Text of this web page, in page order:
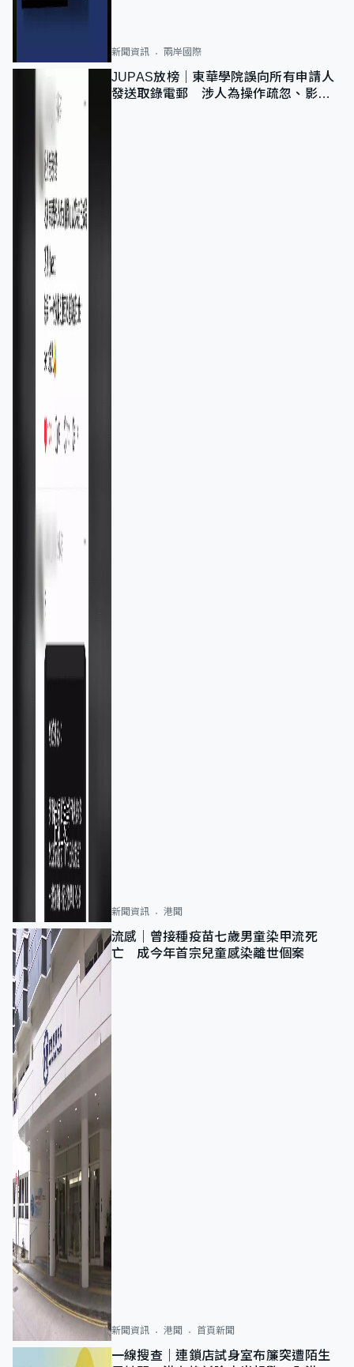
新聞資訊 兩岸國際
JUPAS放榜｜東華學院誤向所有申請人
發送取錄電郵 涉人為操作疏忽、影響
新聞資訊 港聞
流感｜曾接種疫苗七歲男童染甲流死
亡 成今年首宗兒童感染離世個案
新聞資訊 港聞 首頁新聞
一線搜查｜連鎖店試身室布簾突遭陌生